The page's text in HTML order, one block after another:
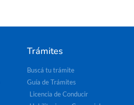
Trámites
Buscá tu trámite
Guía de Trámites
Licencia de Conducir